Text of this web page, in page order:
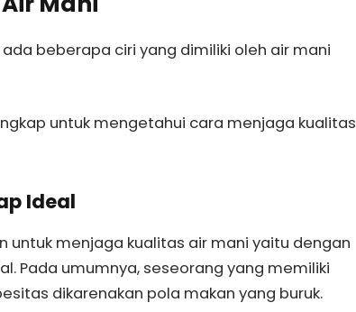
beberapa ciri yang dimiliki oleh air mani
untuk mengetahui cara menjaga kualitas
Ideal
untuk menjaga kualitas air mani yaitu dengan
Pada umumnya, seseorang yang memiliki
dikarenakan pola makan yang buruk.